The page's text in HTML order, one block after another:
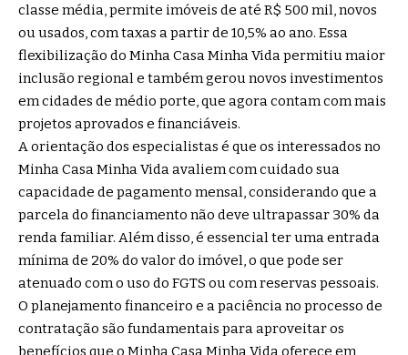
classe média, permite imóveis de até R$ 500 mil, novos
ou usados, com taxas a partir de 10,5% ao ano. Essa
flexibilização do Minha Casa Minha Vida permitiu maior
inclusão regional e também gerou novos investimentos
em cidades de médio porte, que agora contam com mais
projetos aprovados e financiáveis.
A orientação dos especialistas é que os interessados no
Minha Casa Minha Vida avaliem com cuidado sua
capacidade de pagamento mensal, considerando que a
parcela do financiamento não deve ultrapassar 30% da
renda familiar. Além disso, é essencial ter uma entrada
mínima de 20% do valor do imóvel, o que pode ser
atenuado com o uso do FGTS ou com reservas pessoais.
O planejamento financeiro e a paciência no processo de
contratação são fundamentais para aproveitar os
benefícios que o Minha Casa Minha Vida oferece em